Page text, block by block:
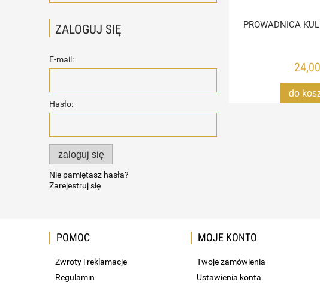
ZALOGUJ SIĘ
E-mail:
Hasło:
zaloguj się
Nie pamiętasz hasła?
Zarejestruj się
PROWADNICA
do
POMOC
Zwroty i reklamacje
Regulamin
MOJE KONTO
Twoje zamówienia
Ustawienia konta